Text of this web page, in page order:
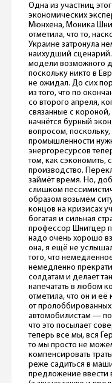
Одна из участниц
экономических
Мюнхена, Моника
отметила, что то,
Украине затронула
наихудший
модели возможного
поскольку никто в
не ожидал. До сих
из того, что по
со второго апреля,
связанные с короной,
начнётся бурный
вопросом,
промышленности
энергоресурсов
том, как сэкономить,
производство.
займёт время. Но,
слишком
образом возьмём
концов на кризисах
богатая и сильная
профессор Шнитцер
надо очень хорошо
она, я ещё не
того, что
немедленно
солдатам и делает
напечатать в любом
отметила, что он и
от
автомобилистам —
что это посылает
теперь все мы, вся
то мы просто не
компенсировать
реже садиться в
предложение ввести